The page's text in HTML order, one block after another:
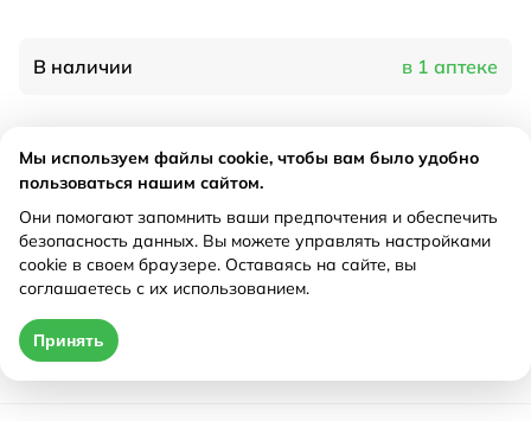
В наличии в 1 аптеке
Характеристики
Рецепт
Не требуется
от 727,20 ₽
Мы используем файлы cookie, чтобы вам было удобно
пользоваться нашим сайтом.
Они помогают запомнить ваши предпочтения и обеспечить
безопасность данных. Вы можете управлять настройками
cookie в своем браузере. Оставаясь на сайте, вы
соглашаетесь с их использованием.
Принять